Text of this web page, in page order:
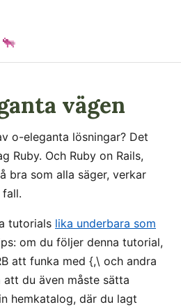
vägen
o-eleganta lösningar? Det
Ruby. Och Ruby on Rails,
bra som alla säger, verkar
tutorials lika underbara som
om du följer denna tutorial,
att funka med {,\ och andra
du även måste sätta
hemkatalog, där du lagt